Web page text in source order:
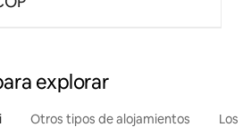
explorar
Otros tipos de alojamientos